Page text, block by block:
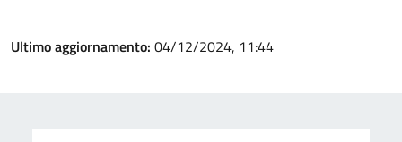
Ultimo aggiornamento: 04/12/2024, 11:44